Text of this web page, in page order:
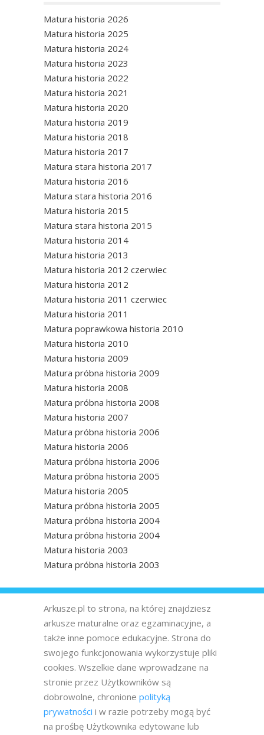
Matura historia 2026
Matura historia 2025
Matura historia 2024
Matura historia 2023
Matura historia 2022
Matura historia 2021
Matura historia 2020
Matura historia 2019
Matura historia 2018
Matura historia 2017
Matura stara historia 2017
Matura historia 2016
Matura stara historia 2016
Matura historia 2015
Matura stara historia 2015
Matura historia 2014
Matura historia 2013
Matura historia 2012 czerwiec
Matura historia 2012
Matura historia 2011 czerwiec
Matura historia 2011
Matura poprawkowa historia 2010
Matura historia 2010
Matura historia 2009
Matura próbna historia 2009
Matura historia 2008
Matura próbna historia 2008
Matura historia 2007
Matura próbna historia 2006
Matura historia 2006
Matura próbna historia 2006
Matura próbna historia 2005
Matura historia 2005
Matura próbna historia 2005
Matura próbna historia 2004
Matura próbna historia 2004
Matura historia 2003
Matura próbna historia 2003
Arkusze.pl to strona, na której znajdziesz
arkusze maturalne oraz egzaminacyjne, a
także inne pomoce edukacyjne. Strona do
swojego funkcjonowania wykorzystuje pliki
cookies. Wszelkie dane wprowadzane na
stronie przez Użytkowników są
dobrowolne, chronione polityką
prywatności i w razie potrzeby mogą być
na prośbę Użytkownika edytowane lub